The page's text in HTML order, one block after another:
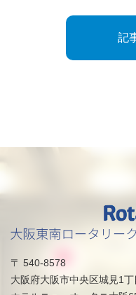
記
〒 540-8578
大阪府大阪市中央区城見1